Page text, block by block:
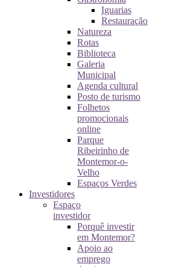
Iguarias
Restauração
Natureza
Rotas
Biblioteca
Galeria
Municipal
Agenda cultural
Posto de turismo
Folhetos
promocionais
online
Parque
Ribeirinho de
Montemor-o-
Velho
Espaços Verdes
Investidores
Espaço
investidor
Porquê investir
em Montemor?
Apoio ao
emprego